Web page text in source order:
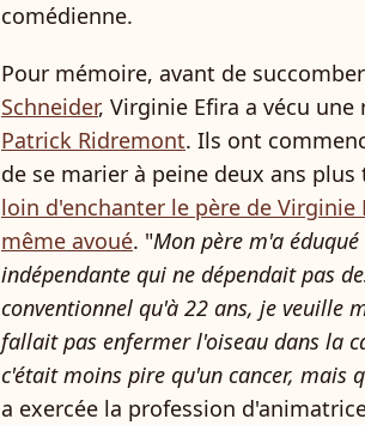
comédienne.
Pour mémoire, avant de succomber
Schneider, Virginie Efira a vécu
Patrick Ridremont. Ils ont
de se marier à peine deux ans plus
loin d'enchanter le père de
même avoué. "Mon père m'a
indépendante qui ne dépendait pas
conventionnel qu'à 22 ans, je veuille
fallait pas enfermer l'oiseau dans la
c'était moins pire qu'un cancer, mais
a exercée la profession